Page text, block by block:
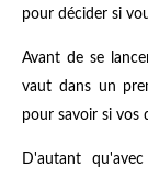
pour décider si
Avant de se
vaut dans un
pour savoir si vos
D'autant